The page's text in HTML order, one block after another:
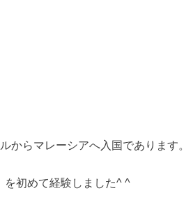
からマレーシアへ入国であります。
を初めて経験しました^ ^